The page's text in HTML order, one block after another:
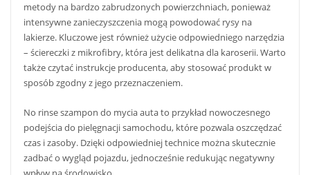
metody na bardzo zabrudzonych powierzchniach, ponieważ
intensywne zanieczyszczenia mogą powodować rysy na
lakierze. Kluczowe jest również użycie odpowiedniego narzędzia
– ściereczki z mikrofibry, która jest delikatna dla karoserii. Warto
także czytać instrukcje producenta, aby stosować produkt w
sposób zgodny z jego przeznaczeniem.
No rinse szampon do mycia auta to przykład nowoczesnego
podejścia do pielęgnacji samochodu, które pozwala oszczędzać
czas i zasoby. Dzięki odpowiedniej technice można skutecznie
zadbać o wygląd pojazdu, jednocześnie redukując negatywny